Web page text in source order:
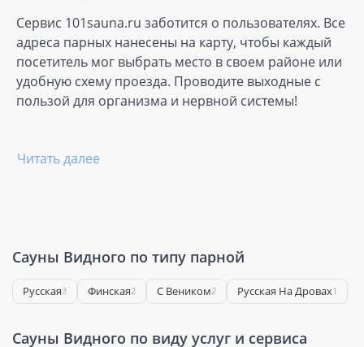
Сервис 101sauna.ru заботится о пользователях. Все
адреса парных нанесены на карту, чтобы каждый
посетитель мог выбрать место в своем районе или
удобную схему проезда. Проводите выходные с
пользой для организма и нервной системы!
Читать далее
Сауны Видного по типу парной
Русская3 Финская2 С Веником2 Русская На Дровах1
Сауны Видного по виду услуг и сервиса